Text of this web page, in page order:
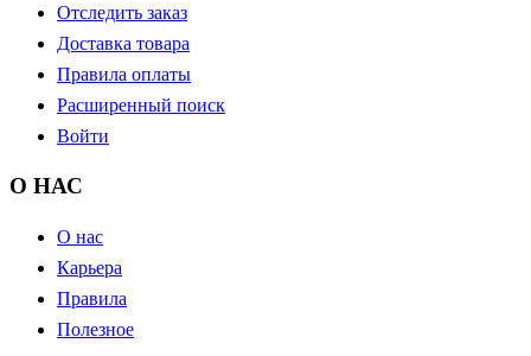
Отследить заказ
Доставка товара
Правила оплаты
Расширенный поиск
Войти
О НАС
О нас
Карьера
Правила
Полезное